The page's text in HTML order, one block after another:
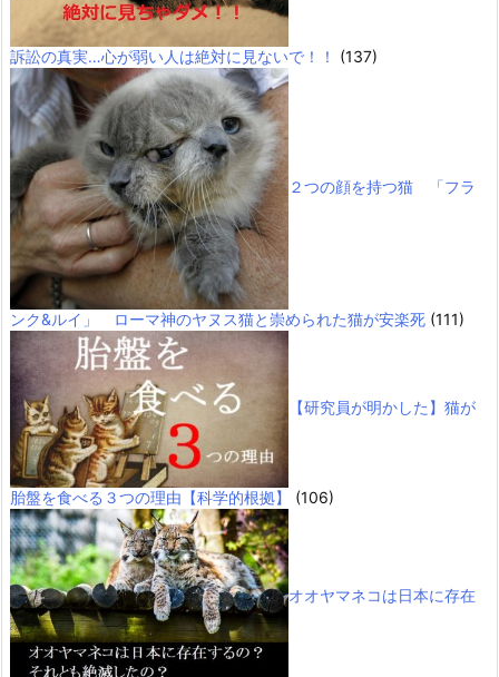
訴訟の真実…心が弱い人は絶対に見ないで！！ (137)
２つの顔を持つ猫 「フラ
ンク&ルイ」 ローマ神のヤヌス猫と崇められた猫が安楽死 (111)
【研究員が明かした】猫が
胎盤を食べる３つの理由【科学的根拠】 (106)
オオヤマネコは日本に存在